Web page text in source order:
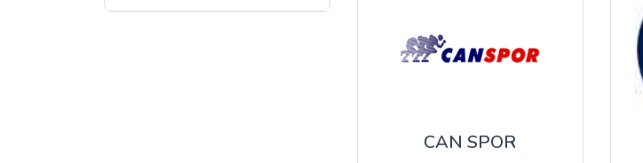
CAN SPOR